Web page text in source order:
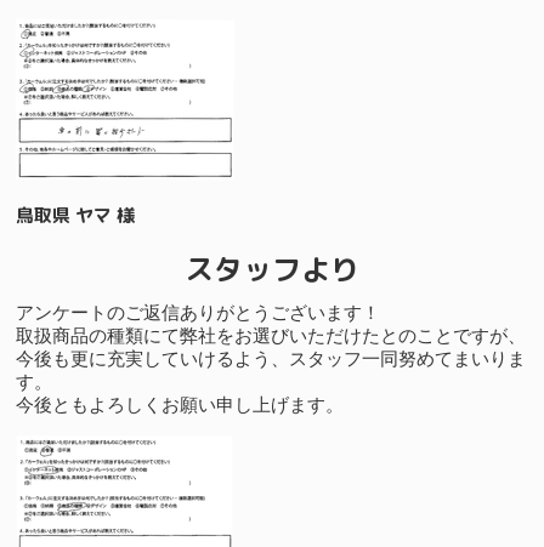
鳥取県 ヤマ 様
スタッフより
アンケートのご返信ありがとうございます！
取扱商品の種類にて弊社をお選びいただけたとのことですが、
今後も更に充実していけるよう、スタッフ一同努めてまいりま
す。
今後ともよろしくお願い申し上げます。